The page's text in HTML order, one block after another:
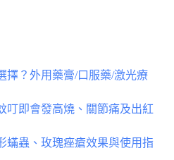
擇？外用藥膏/口服藥/激光療
叮即會發高燒、關節痛及出紅
蟎蟲、玫瑰痤瘡效果與使用指